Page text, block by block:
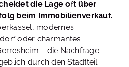
die Lage oft über
beim Immobilienverkauf.
modernes
oder charmantes
– die Nachfrage
durch den Stadtteil